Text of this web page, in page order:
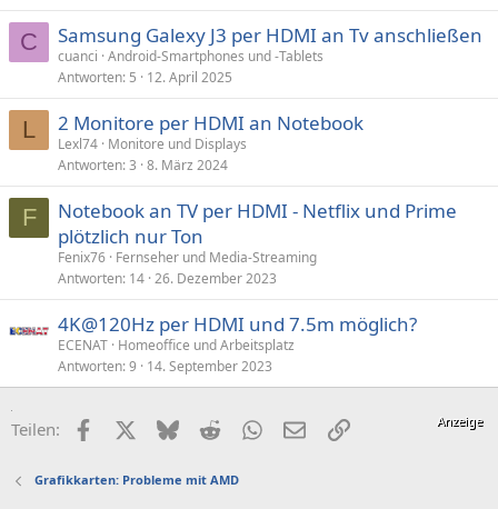
C Samsung Galexy J3 per HDMI an Tv anschließen
cuanci Android-Smartphones und -Tablets
Antworten 5 12. April 2025
L 2 Monitore per HDMI an Notebook
Lexl74 Monitore und Displays
Antworten 3 8. März 2024
F
Notebook an TV per HDMI - Netflix und Prime
plötzlich nur Ton
Fenix76 Fernseher und Media-Streaming
Antworten 14 26. Dezember 2023
4K@120Hz per HDMI und 7.5m möglich?
ECENAT Homeoffice und Arbeitsplatz
Antworten 9 14. September 2023
Teilen: FacebookX (Twitter)
BlueskyRedditWhatsApp
E-MailLink
Grafikkarten: Probleme mit AMD